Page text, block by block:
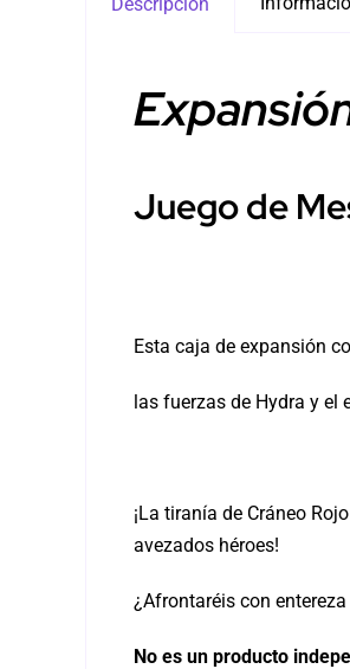
Juego de
Esta caja de expansión
las fuerzas de Hydra y el
¡La tiranía de Cráneo
avezados héroes!
¿Afrontaréis con
No es un producto